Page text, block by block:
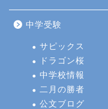
中学受験
サピックス
ドラゴン桜
中学校情報
二月の勝者
公文ブログ